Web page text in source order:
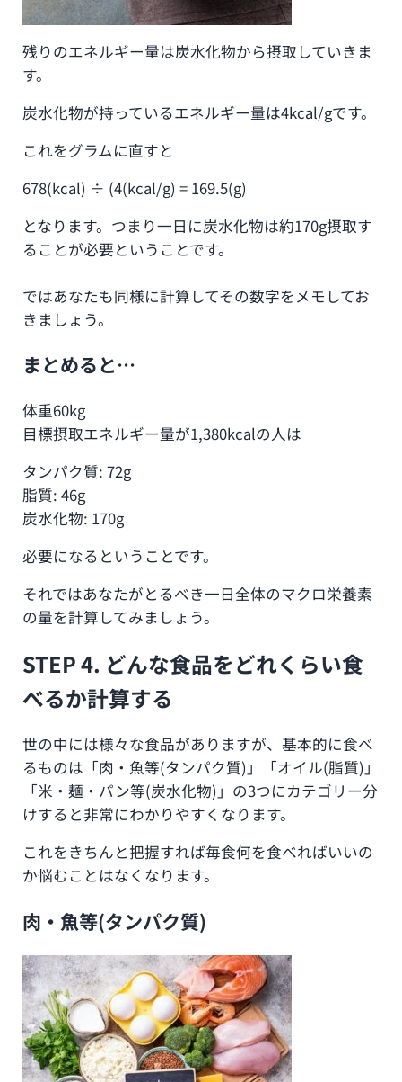
残りのエネルギー量は炭水化物から摂取していきま
す。
炭水化物が持っているエネルギー量は4kcal/gです。
これをグラムに直すと
678(kcal) ÷ (4(kcal/g) = 169.5(g)
となります。つまり一日に炭水化物は約170g摂取す
ることが必要ということです。
ではあなたも同様に計算してその数字をメモしてお
きましょう。
まとめると…
体重60kg
目標摂取エネルギー量が1,380kcalの人は
タンパク質: 72g
脂質: 46g
炭水化物: 170g
必要になるということです。
それではあなたがとるべき一日全体のマクロ栄養素
の量を計算してみましょう。
STEP 4. どんな食品をどれくらい食
べるか計算する
世の中には様々な食品がありますが、基本的に食べ
るものは「肉・魚等(タンパク質)」「オイル(脂質)」
「米・麺・パン等(炭水化物)」の3つにカテゴリー分
けすると非常にわかりやすくなります。
これをきちんと把握すれば毎食何を食べればいいの
か悩むことはなくなります。
肉・魚等(タンパク質)